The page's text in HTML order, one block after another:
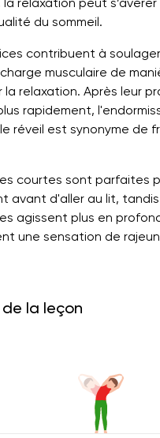
du sommeil.
contribuent à
musculaire de
la relaxation. Après leur
rapidement,
réveil est synonyme de
courtes sont parfaites
avant d'aller au lit,
agissent plus en
une sensation de
la leçon